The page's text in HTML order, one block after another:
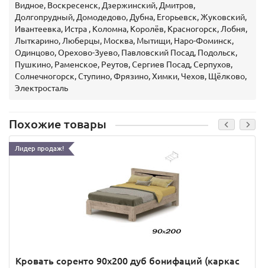
Видное, Воскресенск, Дзержинский, Дмитров,
Долгопрудный, Домодедово, Дубна, Егорьевск, Жуковский,
Ивантеевка, Истра , Коломна, Королёв, Красногорск, Лобня,
Лыткарино, Люберцы, Москва, Мытищи, Наро-Фоминск,
Одинцово, Орехово-Зуево, Павловский Посад, Подольск,
Пушкино, Раменское, Реутов, Сергиев Посад, Серпухов,
Солнечногорск, Ступино, Фрязино, Химки, Чехов, Щёлково,
Электросталь
Похожие товары
Лидер продаж!
Кровать соренто 90х200 дуб бонифаций (каркас